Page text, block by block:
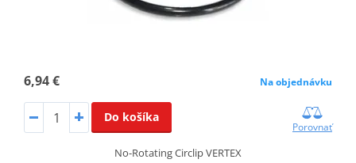
6,94 € Na objednávku
Do košíka
Porovnať
No-Rotating Circlip VERTEX